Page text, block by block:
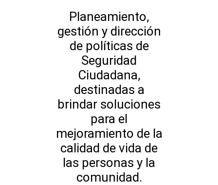
Planeamiento,
gestión y dirección
de políticas de
Seguridad
Ciudadana,
destinadas a
brindar soluciones
para el
mejoramiento de la
calidad de vida de
las personas y la
comunidad.